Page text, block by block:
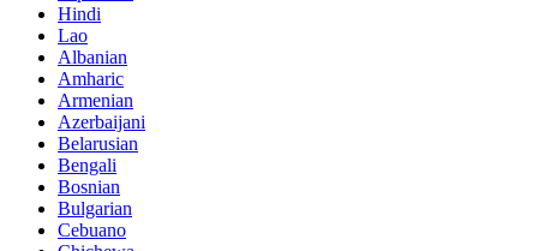
Hindi
Lao
Albanian
Amharic
Armenian
Azerbaijani
Belarusian
Bengali
Bosnian
Bulgarian
Cebuano